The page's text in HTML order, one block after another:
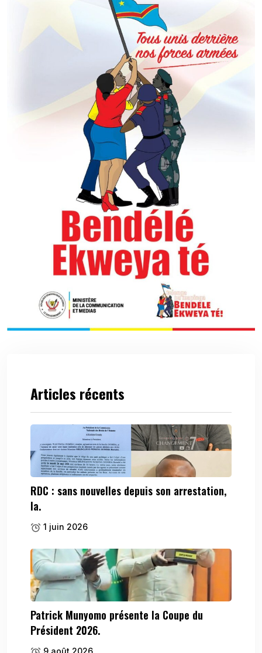
Articles récents
RDC : sans nouvelles depuis son arrestation,
la.
1 juin 2026
Patrick Munyomo présente la Coupe du
Président 2026.
9 août 2026